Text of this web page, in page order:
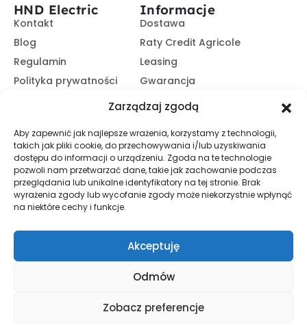
Zarządzaj zgodą
Aby zapewnić jak najlepsze wrażenia, korzystamy z technologii,
takich jak pliki cookie, do przechowywania i/lub uzyskiwania
dostępu do informacji o urządzeniu. Zgoda na te technologie
pozwoli nam przetwarzać dane, takie jak zachowanie podczas
przeglądania lub unikalne identyfikatory na tej stronie. Brak
wyrażenia zgody lub wycofanie zgody może niekorzystnie wpłynąć
na niektóre cechy i funkcje.
Akceptuję
Odmów
Zobacz preferencje
HND Electric
Kontakt
Blog
Regulamin
Polityka prywatności
Informacje
Dostawa
Raty Credit Agricole
Leasing
Gwarancja
14 dni na zwrot
Program partnerski
Zasubskrybuj nasz Newsletter
Zapisz Się
© HND Electric. 2025 - Wszelkie prawa zastrzeżone